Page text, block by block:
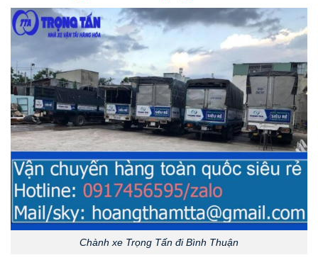
Chành xe Trọng Tấn đi Bình Thuận